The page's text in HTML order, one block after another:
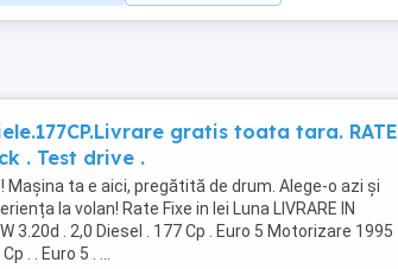
gratis toata tara. RATE
. Test drive .
Mașina ta e aici, pregătită de drum. Alege-o azi și
la volan! Rate Fixe in lei Luna LIVRARE IN
3.20d . 2,0 Diesel . 177 Cp . Euro 5 Motorizare 1995
. . Euro 5 . ...